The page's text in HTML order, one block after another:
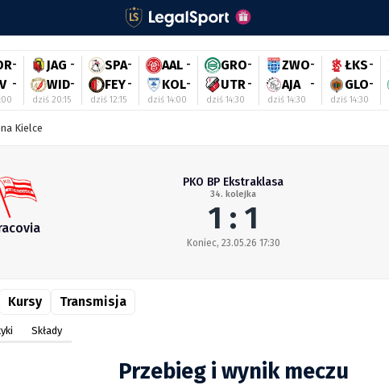
-
-
JAG -
WID-
dziś 20:15
SPA-
FEY-
dziś 12:15
AAL -
KOL-
dziś 14:00
GRO-
UTR-
dziś 14:30
ZWO-
AJA -
dziś 14:30
ŁKS-
GLO-
dziś 14:30
Kielce
PKO BP Ekstraklasa
34. kolejka
1 : 1
Koniec, 23.05.26 17:30
Kursy Transmisja
Składy
Przebieg i wynik meczu